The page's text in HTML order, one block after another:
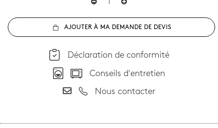
AJOUTER À MA DEMANDE DE DEVIS
Déclaration de conformité
Conseils d'entretien
Nous contacter